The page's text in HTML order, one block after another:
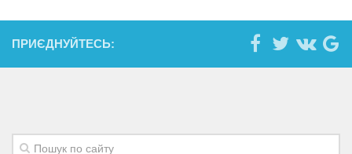
ПРИЄДНУЙТЕСЬ: